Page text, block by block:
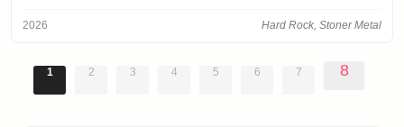
2026 Hard Rock, Stoner Metal
1 2 3 4 5 6 7 8